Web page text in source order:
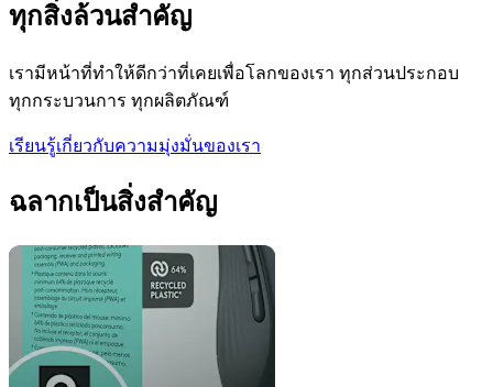
ทุกสิ่งล้วนสำคัญ
เรามีหน้าที่ทำให้ดีกว่าที่เคยเพื่อโลกของเรา ทุกส่วนประกอบ
ทุกกระบวนการ ทุกผลิตภัณฑ์
เรียนรู้เกี่ยวกับความมุ่งมั่นของเรา
ฉลากเป็นสิ่งสำคัญ